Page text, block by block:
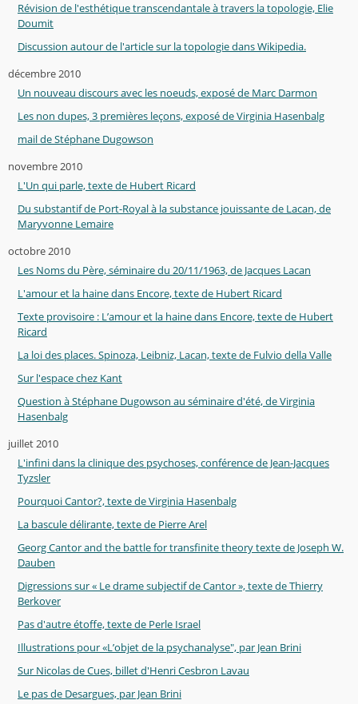
Révision de l'esthétique transcendantale à travers la topologie, Elie
Doumit
Discussion autour de l'article sur la topologie dans Wikipedia.
décembre 2010
Un nouveau discours avec les noeuds, exposé de Marc Darmon
Les non dupes, 3 premières leçons, exposé de Virginia Hasenbalg
mail de Stéphane Dugowson
novembre 2010
L'Un qui parle, texte de Hubert Ricard
Du substantif de Port-Royal à la substance jouissante de Lacan, de
Maryvonne Lemaire
octobre 2010
Les Noms du Père, séminaire du 20/11/1963, de Jacques Lacan
L'amour et la haine dans Encore, texte de Hubert Ricard
Texte provisoire : L’amour et la haine dans Encore, texte de Hubert
Ricard
La loi des places. Spinoza, Leibniz, Lacan, texte de Fulvio della Valle
Sur l'espace chez Kant
Question à Stéphane Dugowson au séminaire d'été, de Virginia
Hasenbalg
juillet 2010
L'infini dans la clinique des psychoses, conférence de Jean-Jacques
Tyzsler
Pourquoi Cantor?, texte de Virginia Hasenbalg
La bascule délirante, texte de Pierre Arel
Georg Cantor and the battle for transfinite theory texte de Joseph W.
Dauben
Digressions sur « Le drame subjectif de Cantor », texte de Thierry
Berkover
Pas d'autre étoffe, texte de Perle Israel
Illustrations pour «L’objet de la psychanalyse", par Jean Brini
Sur Nicolas de Cues, billet d'Henri Cesbron Lavau
Le pas de Desargues, par Jean Brini